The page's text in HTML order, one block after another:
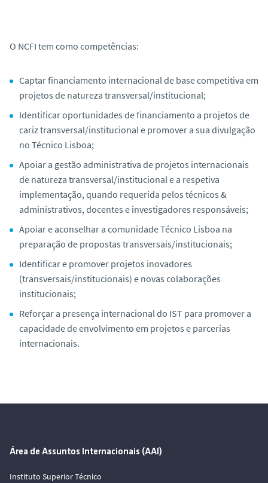
O NCFI tem como competências:
Captar financiamento internacional de base competitiva em
projetos de natureza transversal/institucional;
Identificar oportunidades de financiamento a projetos de
cariz transversal/institucional e promover a sua divulgação
no Técnico Lisboa;
Apoiar a gestão administrativa de projetos internacionais
de natureza transversal/institucional e a respetiva
implementação, quando requerida pelos técnicos &
administrativos, docentes e investigadores responsáveis;
Apoiar e aconselhar a comunidade Técnico Lisboa na
preparação de propostas transversais/institucionais;
Identificar e promover projetos inovadores
(transversais/institucionais) e novas colaborações
institucionais;
Reforçar a presença internacional do IST para promover a
capacidade de envolvimento em projetos e parcerias
internacionais.
Área de Assuntos Internacionais (AAI)
Instituto Superior Técnico